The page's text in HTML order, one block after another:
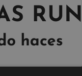
haces